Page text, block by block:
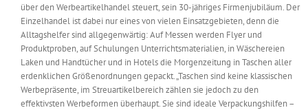
über den Werbeartikelhandel steuert, sein 30-jähriges Firmenjubiläum. Der
Einzelhandel ist dabei nur eines von vielen Einsatzgebieten, denn die
Alltagshelfer sind allgegenwärtig: Auf Messen werden Flyer und
Produktproben, auf Schulungen Unterrichtsmaterialien, in Wäschereien
Laken und Handtücher und in Hotels die Morgenzeitung in Taschen aller
erdenklichen Größenordnungen gepackt. „Taschen sind keine klassischen
Werbepräsente, im Streuartikelbereich zählen sie jedoch zu den
effektivsten Werbeformen überhaupt. Sie sind ideale Verpackungshilfen –